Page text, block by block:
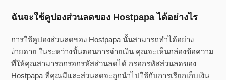
ฉันจะใช้คูปองส่วนลดของ Hostpapa ได้อย่างไร
การใช้คูปองส่วนลดของ Hostpapa นั้นสามารถทำได้อย่าง
ง่ายดาย ในระหว่างขั้นตอนการจ่ายเงิน คุณจะเห็นกล่องข้อความ
ที่ให้คุณสามารถกรอกรหัสส่วนลดได้ กรอกรหัสส่วนลดของ
Hostpapa ที่คุณมีและส่วนลดจะถูกนำไปใช้กับการเรียกเก็บเงิน